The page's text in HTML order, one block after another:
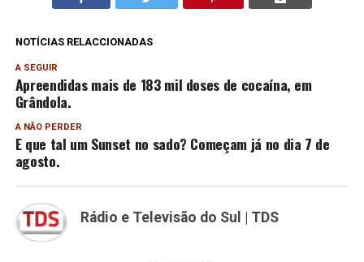
NOTÍCIAS RELACCIONADAS
A SEGUIR
Apreendidas mais de 183 mil doses de cocaína, em
Grândola.
A NÃO PERDER
E que tal um Sunset no sado? Começam já no dia 7 de
agosto.
Rádio e Televisão do Sul | TDS